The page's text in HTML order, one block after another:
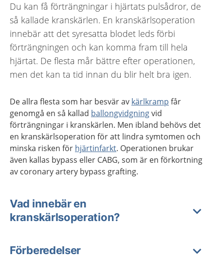
Du kan få förträngningar i hjärtats pulsådror, de
så kallade kranskärlen. En kranskärlsoperation
innebär att det syresatta blodet leds förbi
förträngningen och kan komma fram till hela
hjärtat. De flesta mår bättre efter operationen,
men det kan ta tid innan du blir helt bra igen.
De allra flesta som har besvär av kärlkramp får
genomgå en så kallad ballongvidgningvid
förträngningar i kranskärlen. Men ibland behövs det
en kranskärlsoperation för att lindra symtomen och
minska risken för hjärtinfarkt. Operationen brukar
även kallas bypass eller CABG, som är en förkortning
av coronary artery bypass grafting.
Vad innebär en
kranskärlsoperation?
Förberedelser